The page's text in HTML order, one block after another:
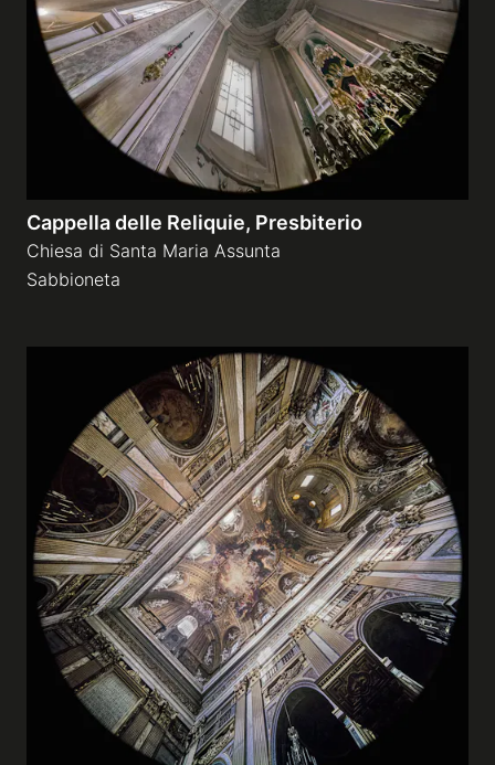
Gallerie a tema
Sequenze
Mostre
News
Cappella delle Reliquie, Presbiterio
Chiesa di Santa Maria Assunta
Sabbioneta